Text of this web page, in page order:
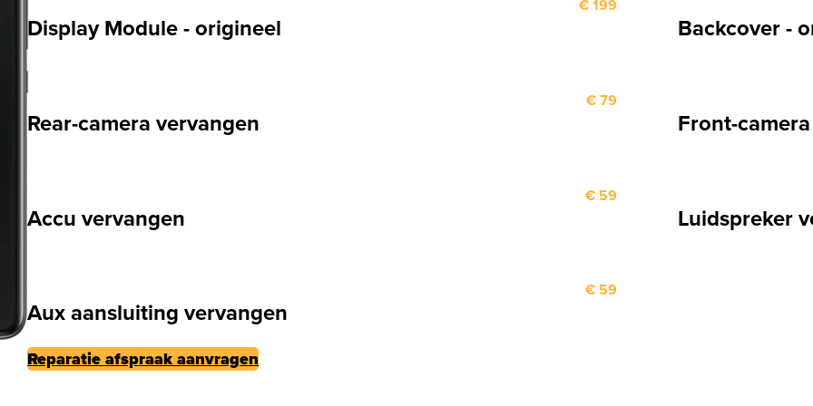
Display Module - origineel
€ 199
Backcover -
Rear-camera vervangen
€ 79
Front-
Accu vervangen
€ 59
Luidspreker
Aux aansluiting vervangen
€ 59
Reparatie afspraak aanvragen